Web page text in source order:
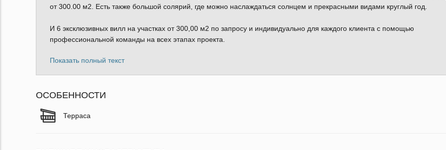
от 300.00 м2. Есть также большой солярий, где можно наслаждаться солнцем и прекрасными видами круглый год.
И 6 эксклюзивных вилл на участках от 300,00 м2 по запросу и индивидуально для каждого клиента с помощью
профессиональной команды на всех этапах проекта.
Показать полный текст
ОСОБЕННОСТИ
Терраса